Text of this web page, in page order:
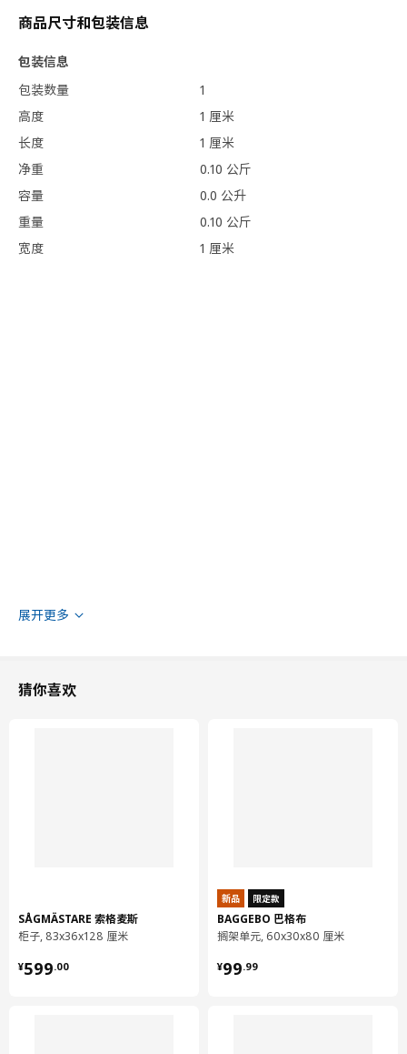
商品尺寸和包装信息
包装信息
包装数量
1
高度
1 厘米
长度
1 厘米
净重
0.10 公斤
容量
0.0 公升
重量
0.10 公斤
宽度
1 厘米
展开更多
猜你喜欢
SÅGMÄSTARE 索格麦斯
柜子, 83x36x128 厘米
¥599.00
¥ 599.00
新品 限定款
BAGGEBO 巴格布
搁架单元, 60x30x80 厘米
¥99.99
¥ 99.99